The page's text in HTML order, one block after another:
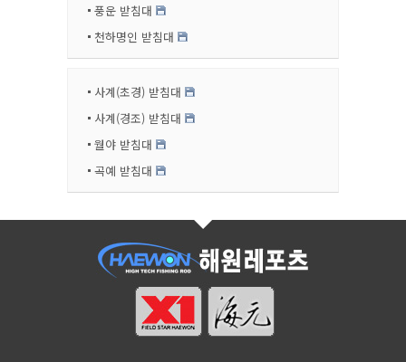
풍운 받침대
천하명인 받침대
사계(초경) 받침대
사계(경조) 받침대
월야 받침대
곡예 받침대